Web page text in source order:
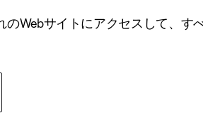
Webサイトにアクセスして、